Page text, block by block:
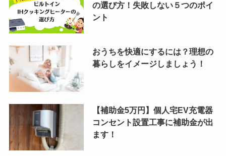
の選び方！失敗しない５つのポイ
ント
おうちを快適にするには？理想の
暮らしをイメージしましょう！
【補助金5万円】個人宅EV充電器
コンセント設置工事に補助金が出
ます！